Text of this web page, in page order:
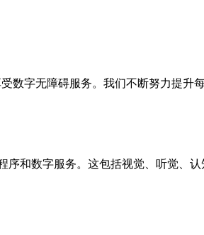
数字无障碍服务。我们不断努力提升
和数字服务。这包括视觉、听觉、